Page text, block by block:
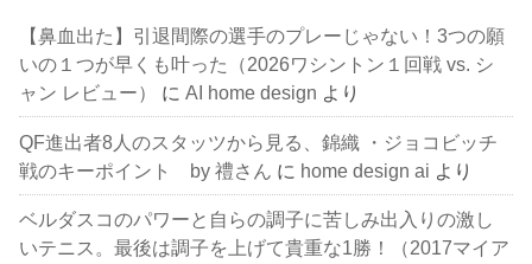
【鼻血出た】引退間際の選手のプレーじゃない！3つの願
いの１つが早くも叶った（2026ワシントン１回戦 vs. シ
ャン レビュー）
にAI home design より
QF進出者8人のスタッツから見る、錦織 ・ジョコビッチ
戦のキーポイント by 禮さん に home design ai より
ベルダスコのパワーと自らの調子に苦しみ出入りの激し
いテニス。最後は調子を上げて貴重な1勝！（2017マイア